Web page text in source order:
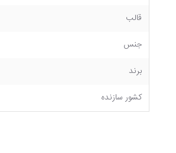
قالب
جنس
برند
کشور سازنده